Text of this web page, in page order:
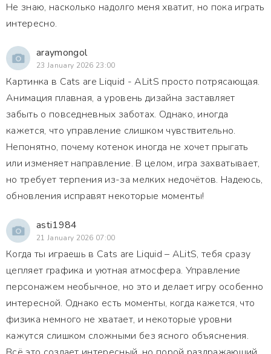
Не знаю, насколько надолго меня хватит, но пока играть
интересно.
araymongol
23 January 2026 23:00
Картинка в Cats are Liquid - ALitS просто потрясающая.
Анимация плавная, а уровень дизайна заставляет
забыть о повседневных заботах. Однако, иногда
кажется, что управление слишком чувствительно.
Непонятно, почему котенок иногда не хочет прыгать
или изменяет направление. В целом, игра захватывает,
но требует терпения из-за мелких недочётов. Надеюсь,
обновления исправят некоторые моменты!
asti1984
21 January 2026 07:00
Когда ты играешь в Cats are Liquid – ALitS, тебя сразу
цепляет графика и уютная атмосфера. Управление
персонажем необычное, но это и делает игру особенно
интересной. Однако есть моменты, когда кажется, что
физика немного не хватает, и некоторые уровни
кажутся слишком сложными без ясного объяснения.